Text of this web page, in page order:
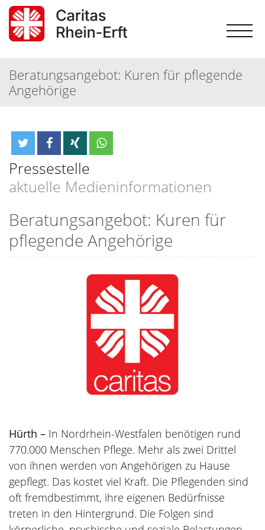
Beratungsangebot: Kuren für pflegende
Angehörige
Pressestelle
aktuelle Medieninformationen
Beratungsangebot: Kuren für
pflegende Angehörige
Hürth – In Nordrhein-Westfalen benötigen rund
770.000 Menschen Pflege. Mehr als zwei Drittel
von ihnen werden von Angehörigen zu Hause
gepflegt. Das kostet viel Kraft. Die Pflegenden sind
oft fremdbestimmt, ihre eigenen Bedürfnisse
treten in den Hintergrund. Die Folgen sind